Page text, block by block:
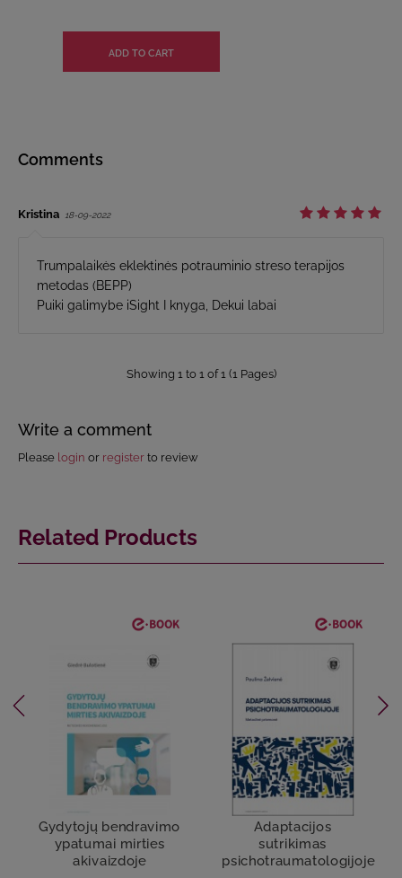
Comments
Kristina 18-09-2022
Trumpalaikės eklektinės potrauminio streso terapijos
metodas (BEPP)
Puiki galimybe iSight I knyga, Dekui labai
Showing 1 to 1 of 1 (1 Pages)
Write a comment
Please login or register to review
Related Products
Gydytojų bendravimo
ypatumai mirties
akivaizdoje
Adaptacijos
sutrikimas
psichotraumatologijoje